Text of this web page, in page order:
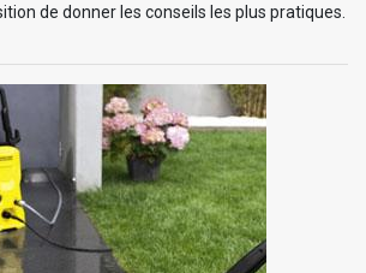
de donner les conseils les plus pratiques.